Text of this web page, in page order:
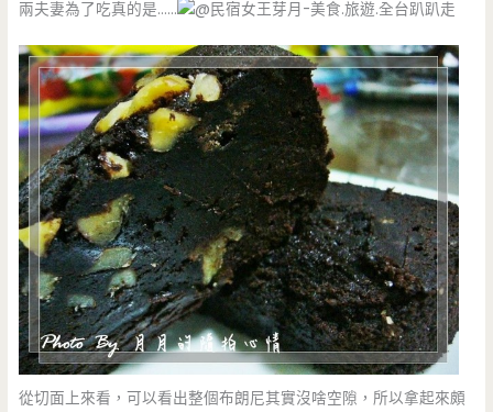
兩夫妻為了吃真的是……
從切面上來看，可以看出整個布朗尼其實沒啥空隙，所以拿起來頗